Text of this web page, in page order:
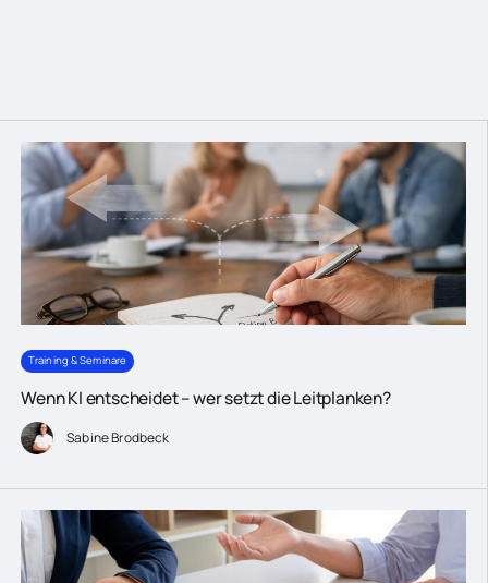
Training & Seminare
Wenn KI entscheidet – wer setzt die Leitplanken?
Sabine Brodbeck